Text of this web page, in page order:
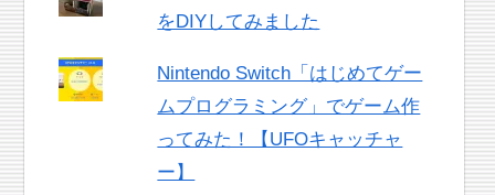
をDIYしてみました
Nintendo Switch「はじめてゲー
ムプログラミング」でゲーム作
ってみた！【UFOキャッチャ
ー】